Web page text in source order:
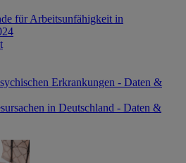
für Arbeitsunfähigkeit in
Erkrankungen - Daten &
in Deutschland - Daten &